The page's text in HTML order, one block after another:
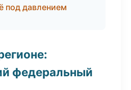
под давлением
федеральный